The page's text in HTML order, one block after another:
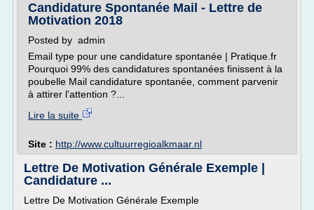
Candidature Spontanée Mail - Lettre de
Motivation 2018
Posted by admin
Email type pour une candidature spontanée | Pratique.fr
Pourquoi 99% des candidatures spontanées finissent à la
poubelle Mail candidature spontanée, comment parvenir
à attirer l'attention ?...
Lire la suite
Site : http://www.cultuurregioalkmaar.nl
Lettre De Motivation Générale Exemple |
Candidature ...
Lettre De Motivation Générale Exemple